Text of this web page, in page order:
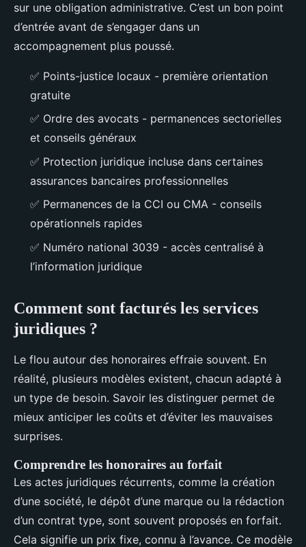
sur une obligation administrative. C’est un bon point
d’entrée avant de s’engager dans un
accompagnement plus poussé.
✅ Points-justice locaux - première orientation
gratuite
✅ Ordre des avocats - permanences sectorielles
et conseils généraux
✅ Protection juridique incluse dans certaines
assurances bancaires professionnelles
✅ Permanences de la CCI ou CMA - conseils
opérationnels rapides
✅ Numéro national 3039 - accès centralisé à
l’information juridique
Comment sont facturés les services
juridiques ?
Le flou autour des honoraires effraie souvent. En
réalité, plusieurs modèles existent, chacun adapté à
un type de besoin. Savoir les distinguer permet de
mieux anticiper les coûts et d’éviter les mauvaises
surprises.
Comprendre les honoraires au forfait
Les actes juridiques récurrents, comme la création
d’une société, le dépôt d’une marque ou la rédaction
d’un contrat type, sont souvent proposés en forfait.
Cela signifie un prix fixe, connu à l’avance. Ce modèle